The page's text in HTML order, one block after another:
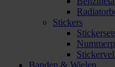
Stickers
Banden & Wielen